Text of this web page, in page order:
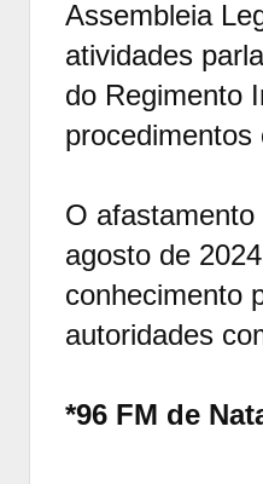
Assembleia
atividades
do Regimento
procedimentos
O
agosto de
conhecimento
autoridades
*96 FM de